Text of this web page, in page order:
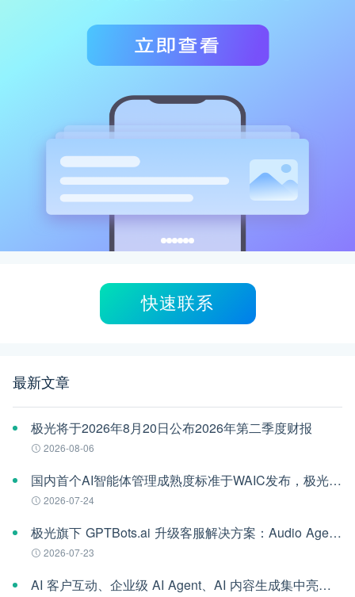
快速联系
最新文章
极光将于2026年8月20日公布2026年第二季度财报
2026-08-06
国内首个AI智能体管理成熟度标准于WAIC发布，极光参编
2026-07-24
极光旗下 GPTBots.ai 升级客服解决方案：Audio Agent 打通企业通信线路，LINE 客服插件 2.0 同步上线
2026-07-23
AI 客户互动、企业级 AI Agent、AI 内容生成集中亮相！极光旗下EngageLab WAIC 2026 现场回顾